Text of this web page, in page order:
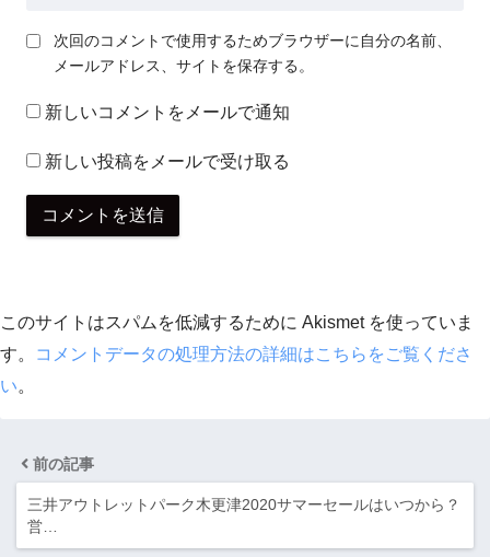
次回のコメントで使用するためブラウザーに自分の名前、
メールアドレス、サイトを保存する。
新しいコメントをメールで通知
新しい投稿をメールで受け取る
このサイトはスパムを低減するために Akismet を使っていま
す。
コメントデータの処理方法の詳細はこちらをご覧くださ
い。
前の記事
三井アウトレットパーク木更津2020サマーセールはいつから？
営…